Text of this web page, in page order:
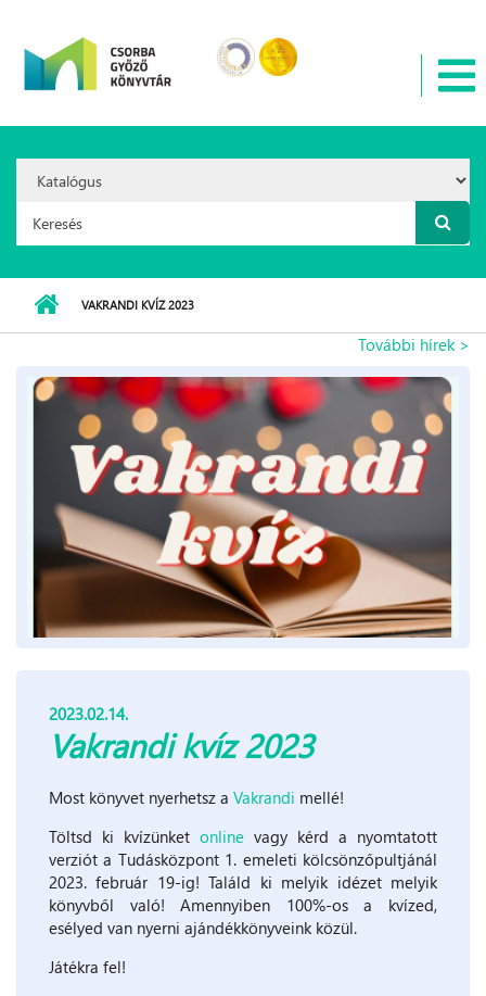
Option:
Keresés űrlap
VAKRANDI KVÍZ 2023
További hírek >
2023.02.14.
Vakrandi kvíz 2023
Most könyvet nyerhetsz a Vakrandi mellé!
Töltsd ki kvízünket online vagy kérd a nyomtatott
verziót a Tudásközpont 1. emeleti kölcsönzőpultjánál
2023. február 19-ig! Találd ki melyik idézet melyik
könyvből való! Amennyiben 100%-os a kvízed,
esélyed van nyerni ajándékkönyveink közül.
Játékra fel!